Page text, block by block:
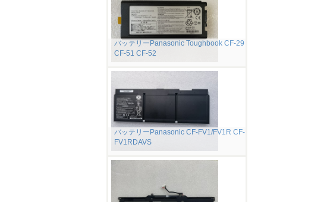
バッテリーPanasonic Toughbook CF-29
CF-51 CF-52
バッテリーPanasonic CF-FV1/FV1R CF-
FV1RDAVS